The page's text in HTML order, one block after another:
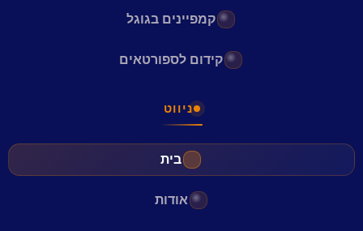
קמפיינים בגוגל
קידום לספורטאים
ניווט
בית
אודות